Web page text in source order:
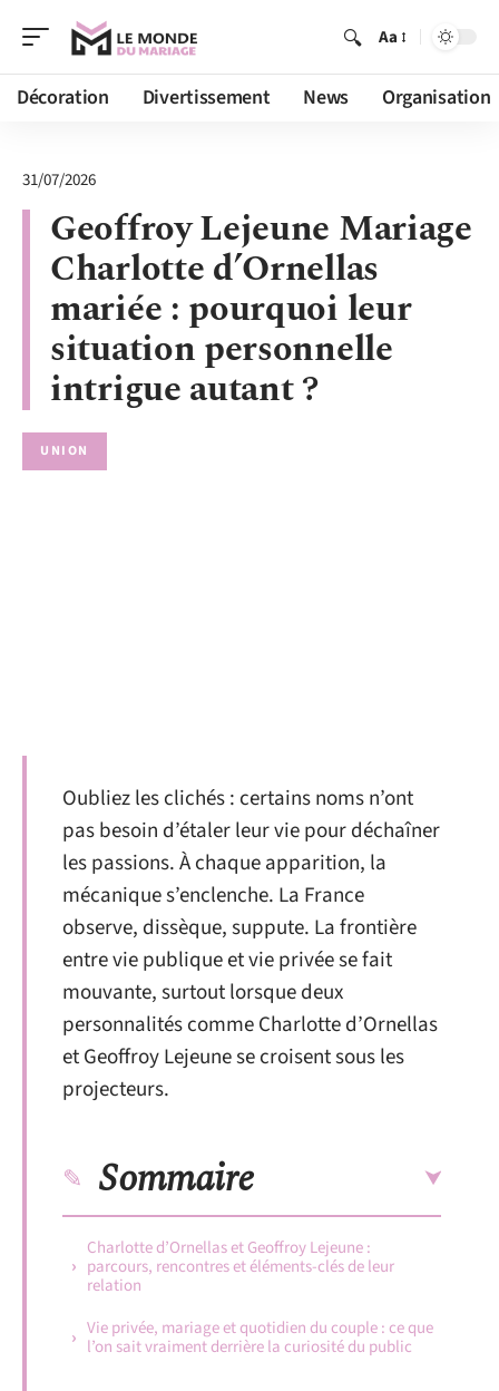
Aa
Décoration Divertissement News Organisation
31/07/2026
Geoffroy Lejeune Mariage
Charlotte d’Ornellas
mariée : pourquoi leur
situation personnelle
intrigue autant ?
UNION
Oubliez les clichés : certains noms n’ont
pas besoin d’étaler leur vie pour déchaîner
les passions. À chaque apparition, la
mécanique s’enclenche. La France
observe, dissèque, suppute. La frontière
entre vie publique et vie privée se fait
mouvante, surtout lorsque deux
personnalités comme Charlotte d’Ornellas
et Geoffroy Lejeune se croisent sous les
projecteurs.
Sommaire
Charlotte d’Ornellas et Geoffroy Lejeune :
parcours, rencontres et éléments-clés de leur
relation
Vie privée, mariage et quotidien du couple : ce que
l’on sait vraiment derrière la curiosité du public